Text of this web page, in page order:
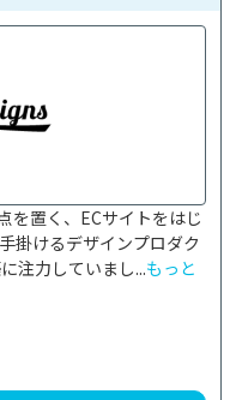
を置く、ECサイトをはじ
掛けるデザインプロダク
注力していまし...もっと